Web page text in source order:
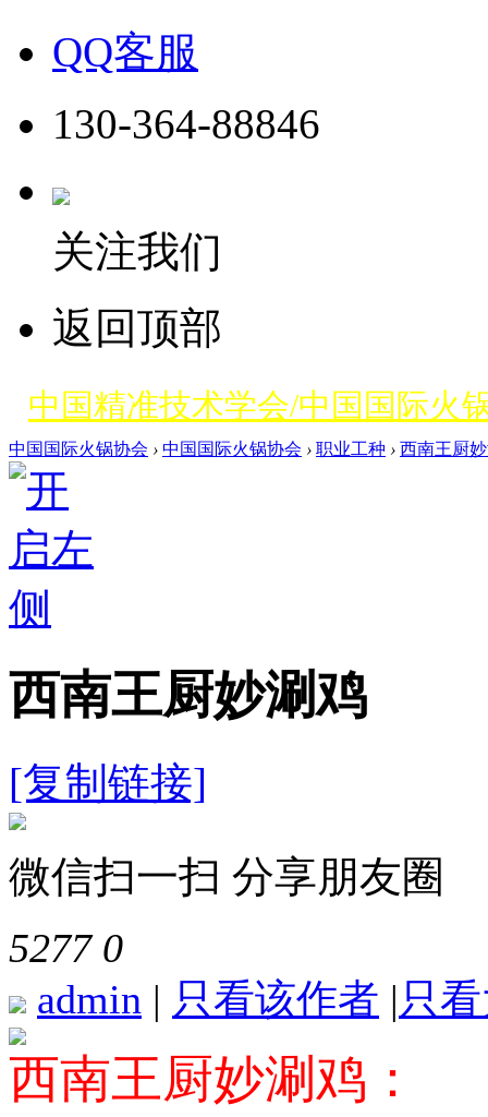
QQ客服
130-364-88846
关注我们
返回顶部
中国精准技术学会/中国国际火
中国国际火锅协会 › 中国国际火锅协会 › 职业工种 › 西南王厨
西南王厨妙涮鸡
[复制链接]
微信扫一扫 分享朋友圈
5277 0
admin | 只看该作者 |只
西南王厨妙涮鸡：